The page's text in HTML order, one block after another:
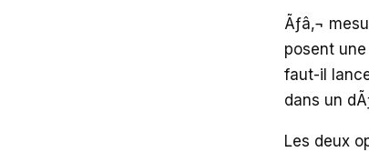
Ãƒâ‚¬
posent
faut-il
dans un
Les deux